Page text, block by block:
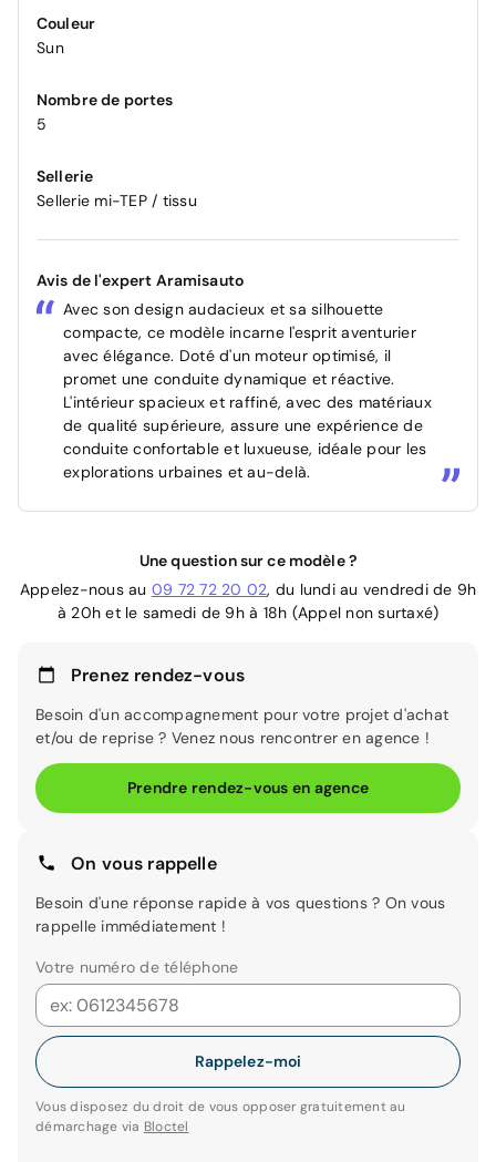
Couleur
Sun
Nombre de portes
5
Sellerie
Sellerie mi-TEP / tissu
Avis de l'expert Aramisauto
Avec son design audacieux et sa silhouette
compacte, ce modèle incarne l'esprit aventurier
avec élégance. Doté d'un moteur optimisé, il
promet une conduite dynamique et réactive.
L'intérieur spacieux et raffiné, avec des matériaux
de qualité supérieure, assure une expérience de
conduite confortable et luxueuse, idéale pour les
explorations urbaines et au-delà.
Une question sur ce modèle ?
Appelez-nous au 09 72 72 20 02, du lundi au vendredi de 9h
à 20h et le samedi de 9h à 18h (Appel non surtaxé)
Prenez rendez-vous
Besoin d'un accompagnement pour votre projet d'achat
et/ou de reprise ? Venez nous rencontrer en agence !
Prendre rendez-vous en agence
On vous rappelle
Besoin d'une réponse rapide à vos questions ? On vous
rappelle immédiatement !
Votre numéro de téléphone
Rappelez-moi
Vous disposez du droit de vous opposer gratuitement au
démarchage via Bloctel